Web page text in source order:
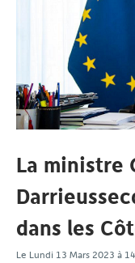
La ministre
dans les
Le Lundi 13 Mars